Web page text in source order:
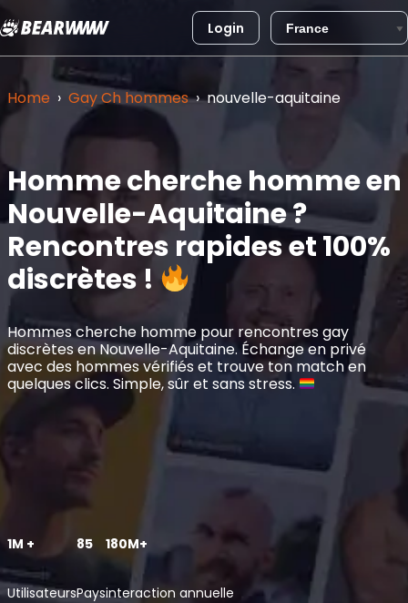
Aller
au
contenu
Login
Home › Gay Ch hommes › nouvelle-aquitaine
Homme cherche homme en
Nouvelle-Aquitaine ?
Rencontres rapides et 100%
discrètes !
Hommes cherche homme pour rencontres gay
discrètes en Nouvelle-Aquitaine. Échange en privé
avec des hommes vérifiés et trouve ton match en
quelques clics. Simple, sûr et sans stress.
1M +
Utilisateurs
85
Pays
180M+
interaction annuelle